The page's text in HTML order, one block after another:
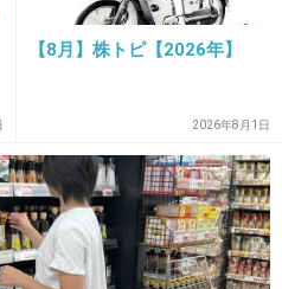
は全部 自己管理出来る
不足
せん。
【8月】株トピ【2026年】
2026年8月1日